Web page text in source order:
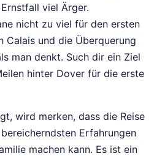
viel Ärger.
nicht zu viel für den ersten
Calais und die Überquerung
man denkt. Such dir ein Ziel
hinter Dover für die erste
wird merken, dass die Reise
Erfahrungen
machen kann. Es ist ein